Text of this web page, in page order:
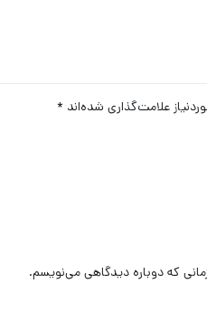
علامت‌گذاری شده‌اند *
که دوباره دیدگاهی می‌نویسم.